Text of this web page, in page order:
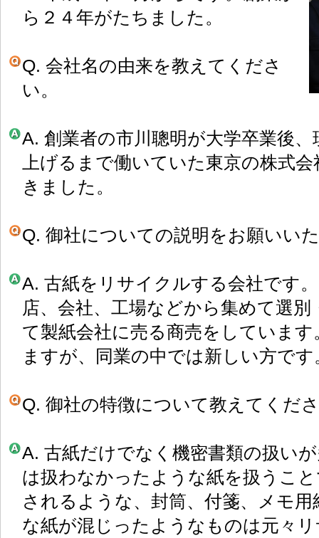
ら２４年がたちました。
Q. 会社名の由来を教えてくださ
い。
A. 創業者の市川聰明が大学卒業後
上げるまで働いていた東京の株式
きました。
Q. 御社についての説明をお願いい
A. 古紙をリサイクルする会社です
店、会社、工場などから集めて選
て製紙会社に売る商売をしていま
ますが、同業の中では新しい方です
Q. 御社の特徴について教えてくだ
A. 古紙だけでなく機密書類の扱い
は扱わなかったような紙を扱うこ
されるような、封筒、付箋、メモ
な紙が混じったようなものは元々